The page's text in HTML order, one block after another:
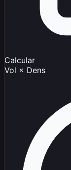
Calcular
Vol × Dens